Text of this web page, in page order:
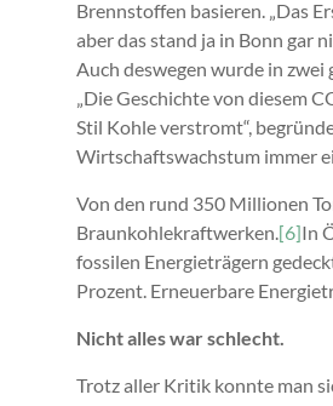
Brennstoffen basieren. „Das
aber das stand ja in Bonn gar
Auch deswegen wurde in
„Die Geschichte von diesem
Stil Kohle verstromt“,
Wirtschaftswachstum immer
Von den rund 350 Millionen
Braunkohlekraftwerken.[6]In
fossilen Energieträgern
Prozent. Erneuerbare
Nicht alles war schlecht.
Trotz aller Kritik konnte man